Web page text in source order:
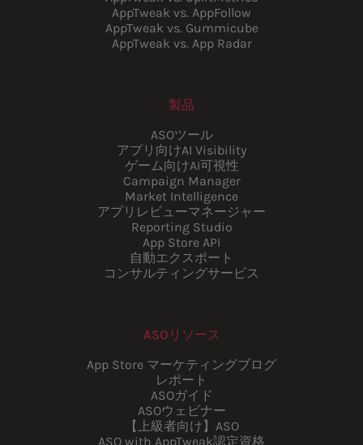
AppTweak vs. AppFollow
AppTweak vs. Gummicube
AppTweak vs. App Radar
製品
ASOツール
アプリ向けAI Visibility
ゲーム向けAI可視性
Campaign Manager
Market Intelligence
アプリレビューマネージャー
Reporting Studio
App Store API
自動エクスポート
コンサルティングサービス
ASOリソース
App Store マーケティングブログ
レポート
ASOガイド
ASOウェビナー
【上級者向け】ASO
ASO with AppTweak認定資格